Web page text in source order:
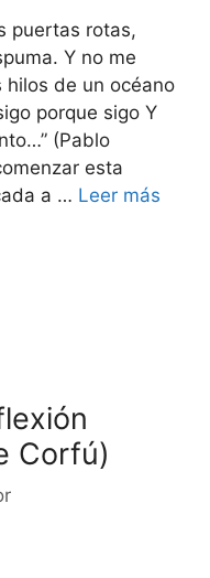
puertas rotas,
Y no me
de un océano
porque sigo Y
(Pablo
esta
a … Leer más
Corfú)